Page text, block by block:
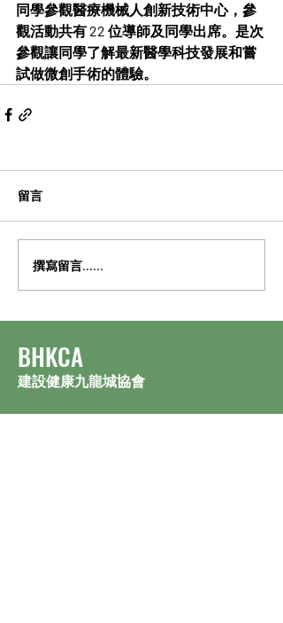
同學參觀醫療機械人創新技術中心，參
觀活動共有 22 位導師及同學出席。是次
參觀讓同學了解最新醫學科技發展和嘗
試做微創手術的體驗。
留言
撰寫留言......
​BHKCA
建設健康九龍城協會